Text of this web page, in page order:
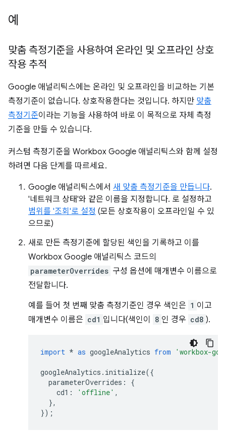
예
맞춤 측정기준을 사용하여 온라인 및 오프라인 상호
작용 추적
Google 애널리틱스에는 온라인 및 오프라인을 비교하는 기본
측정기준이 없습니다. 상호작용한다는 것입니다. 하지만 맞춤
측정기준이라는 기능을 사용하여 바로 이 목적으로 자체 측정
기준을 만들 수 있습니다.
커스텀 측정기준을 Workbox Google 애널리틱스와 함께 설정
하려면 다음 단계를 따르세요.
Google 애널리틱스에서 새 맞춤 측정기준을 만듭니다.
'네트워크 상태'와 같은 이름을 지정합니다. 로 설정하고
범위를 '조회'로 설정 (모든 상호작용이 오프라인일 수 있
으므로)
새로 만든 측정기준에 할당된 색인을 기록하고 이를
Workbox Google 애널리틱스 코드의
parameterOverrides 구성 옵션에 매개변수 이름으로
전달합니다.
예를 들어 첫 번째 맞춤 측정기준인 경우 색인은 1 이고
매개변수 이름은 cd1 입니다(색인이 8 인 경우 cd8 ).
import * as googleAnalytics from 'workbox-
googleAnalytics . initialize({
parameterOverrides :
{
cd1 : 'offline' ,
},
});